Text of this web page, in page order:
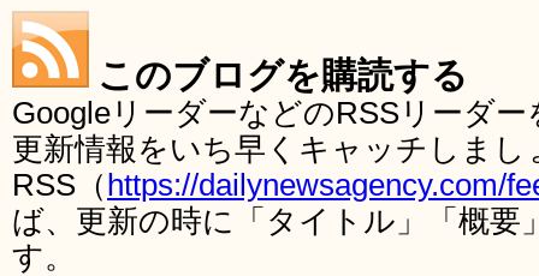
このブログを購読する
GoogleリーダーなどのRSSリーダ
更新情報をいち早くキャッチしま
RSS（ https://dailynewsagency.com/
ば、更新の時に「タイトル」「概要
す。